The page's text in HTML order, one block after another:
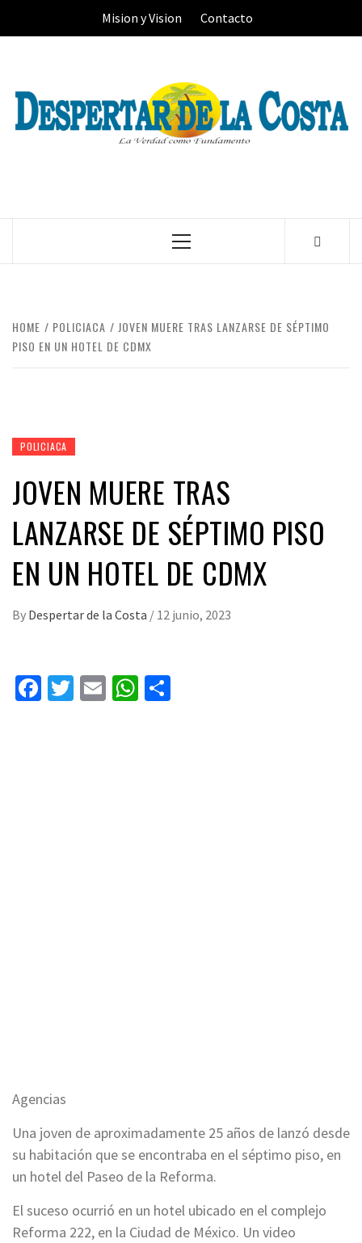
Mision y Vision Contacto
Primary
HOME POLICIACA
JOVEN MUERE TRAS LANZARSE DE SÉPTIMO
PISO EN UN HOTEL DE CDMX
POLICIACA
JOVEN MUERE TRAS
LANZARSE DE SÉPTIMO PISO
EN UN HOTEL DE CDMX
By Despertar de la Costa / 12 junio, 2023
Facebook
Twitter
EmailWhatsApp
Agencias
Una joven de aproximadamente 25 años de lanzó desde
su habitación que se encontraba en el séptimo piso, en
un hotel del Paseo de la Reforma.
El suceso ocurrió en un hotel ubicado en el complejo
Reforma 222, en la Ciudad de México. Un video